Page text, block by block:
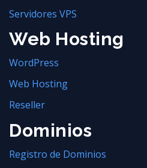
Servidores VPS
Web Hosting
WordPress
Web Hosting
Reseller
Dominios
Registro de Dominios